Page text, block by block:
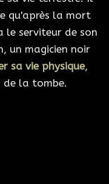
qu'après la mort
le serviteur de son
un magicien noir
sa vie physique,
la tombe.